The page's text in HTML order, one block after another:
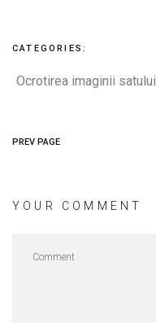
CATEGORIES:
Ocrotirea imaginii satului
PREV PAGE
YOUR COMMENT